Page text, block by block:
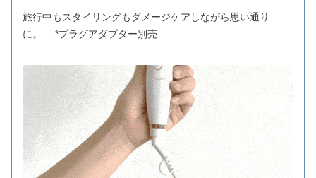
旅行中もスタイリングもダメージケアしながら思い通り
に。 *プラグアダプター別売